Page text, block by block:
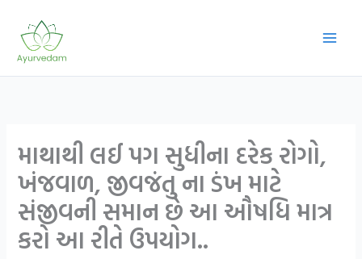
content
માથાથી લઈ પગ સુધીના દરેક રોગો,
ખંજવાળ, જીવજંતુ ના ડંખ માટે
સંજીવની સમાન છે આ ઔષધિ માત્ર
કરો આ રીતે ઉપયોગ..